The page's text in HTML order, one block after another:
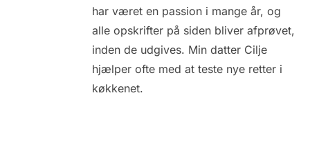
har været en passion i mange år, og
alle opskrifter på siden bliver afprøvet,
inden de udgives. Min datter Cilje
hjælper ofte med at teste nye retter i
køkkenet.